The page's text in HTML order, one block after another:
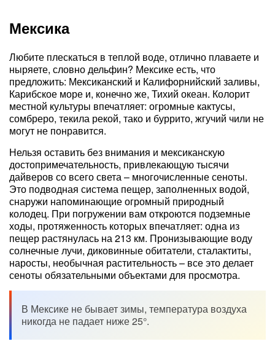
Мексика
Любите плескаться в теплой воде, отлично плаваете и
ныряете, словно дельфин? Мексике есть, что
предложить: Мексиканский и Калифорнийский заливы,
Карибское море и, конечно же, Тихий океан. Колорит
местной культуры впечатляет: огромные кактусы,
сомбреро, текила рекой, тако и буррито, жгучий чили не
могут не понравится.
Нельзя оставить без внимания и мексиканскую
достопримечательность, привлекающую тысячи
дайверов со всего света – многочисленные сеноты.
Это подводная система пещер, заполненных водой,
снаружи напоминающие огромный природный
колодец. При погружении вам откроются подземные
ходы, протяженность которых впечатляет: одна из
пещер растянулась на 213 км. Пронизывающие воду
солнечные лучи, диковинные обитатели, сталактиты,
наросты, необычная растительность – все это делает
сеноты обязательными объектами для просмотра.
В Мексике не бывает зимы, температура воздуха
никогда не падает ниже 25°.